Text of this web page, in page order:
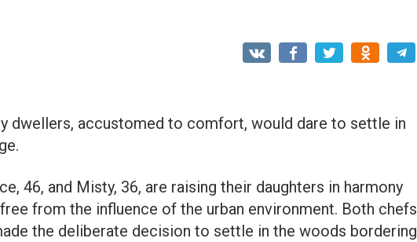
dwellers, accustomed to comfort, would dare to settle in
46, and Misty, 36, are raising their daughters in harmony
from the influence of the urban environment. Both chefs
the deliberate decision to settle in the woods bordering